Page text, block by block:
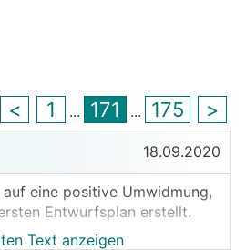
< 1 ... 171 ... 175 >
18.09.2020
eine positive Umwidmung,
Entwurfsplan erstellt.
Text anzeigen